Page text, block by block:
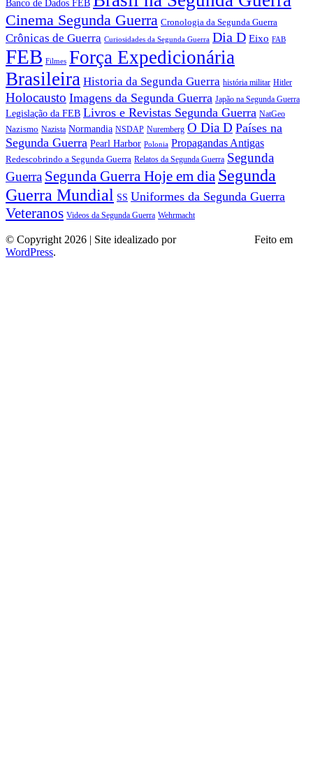
Banco de Dados FEB
Cinema Segunda Guerra Cronologia da Segunda Guerra
Crônicas de Guerra Curiosidades da Segunda Guerra Dia D Eixo FAB
FEB Filmes Força Expedicionária
Brasileira Historia da Segunda Guerra história militar Hitler
Holocausto Imagens da Segunda Guerra Japão na Segunda Guerra
Legislação da FEB Livros e Revistas Segunda Guerra NatGeo
Nazismo Nazista Normandia NSDAP Nuremberg O Dia D Países na
Segunda Guerra Pearl Harbor Polonia Propagandas Antigas
Redescobrindo a Segunda Guerra Relatos da Segunda Guerra Segunda
Guerra Segunda Guerra Hoje em dia Segunda
Guerra Mundial SS Uniformes da Segunda Guerra
Veteranos Videos da Segunda Guerra Wehrmacht
© Copyright 2026 | Site idealizado por
Feito em
WordPress.